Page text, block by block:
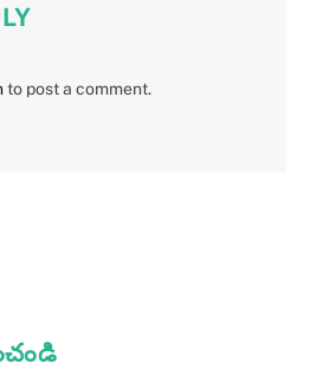
to post a comment.